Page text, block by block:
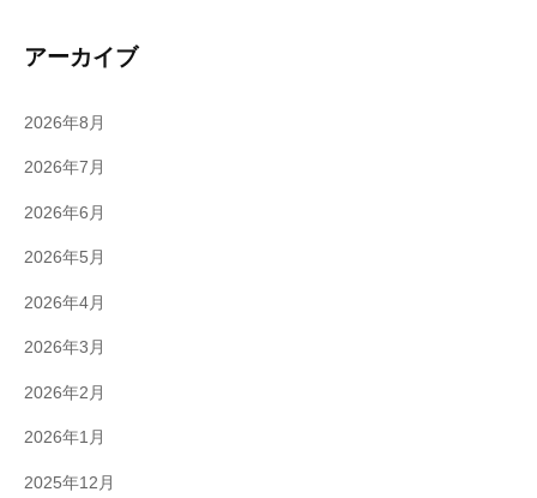
アーカイブ
2026年8月
2026年7月
2026年6月
2026年5月
2026年4月
2026年3月
2026年2月
2026年1月
2025年12月